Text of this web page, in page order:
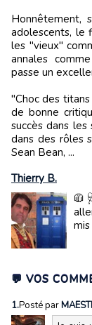
Honnêtement,
adolescents, le
les "vieux"
annales
passe un
"Choc des
de bonne
succès dans
dans des rôles
Sean Bean, ...
Thierry B.
💬 VOS
1.Posté par